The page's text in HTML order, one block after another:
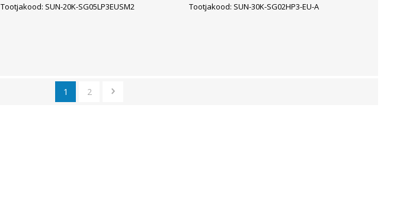
Tootjakood: SUN-20K-SG05LP3EUSM2 Tootjakood: SUN-30K-SG02HP3-EU-A
1 2